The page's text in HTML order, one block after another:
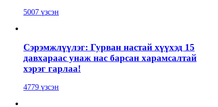
5007 үзсэн
Сэрэмжлүүлэг: Гурван настай хүүхэд 15
давхараас унаж нас барсан харамсалтай
хэрэг гарлаа!
4779 үзсэн